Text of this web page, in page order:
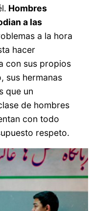
Hombres
a las
a la hora
hacer
con sus propios
sus hermanas
que un
de hombres
con todo
respeto.